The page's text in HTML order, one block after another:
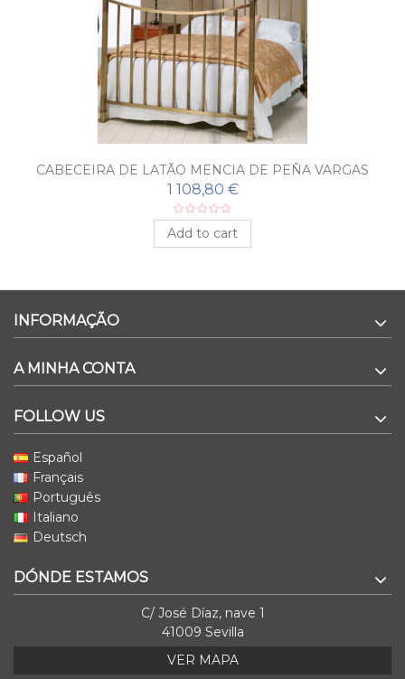
CABECEIRA DE LATÃO MENCIA DE PEÑA VARGAS
1 108,80 €
Add to cart
INFORMAÇÃO
A MINHA CONTA
FOLLOW US
Español
Français
Português
Italiano
Deutsch
DÓNDE ESTAMOS
C/ José Díaz, nave 1
41009 Sevilla
VER MAPA